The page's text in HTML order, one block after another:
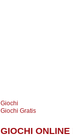
Giochi
Giochi Gratis
GIOCHI ONLINE